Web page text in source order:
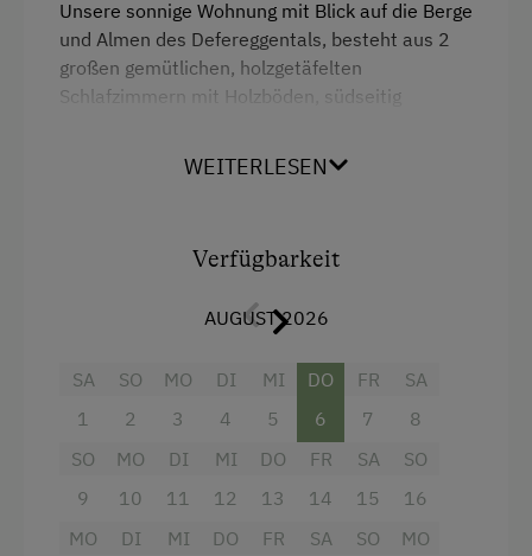
Kinderspielplatz
Spielhaus
Bettwäsche vorhanden
Kaffeemaschine
Ohne Verpflegung
eigene Trinkwasserquelle
Unsere sonnige Wohnung mit Blick auf die Berge
und Almen des Defereggentals, besteht aus 2
großen gemütlichen, holzgetäfelten
Schlafzimmern mit Holzböden, südseitig
Aussicht auf eine Berglandschaft
WEITERLESEN
Verfügbarkeit
AUGUST 2026
SA
1
SO
2
MO
3
DI
4
MI
5
DO
6
FR
7
SA
8
SO
9
MO
10
DI
11
MI
12
DO
13
FR
14
SA
15
SO
16
MO
DI
MI
DO
FR
SA
SO
MO